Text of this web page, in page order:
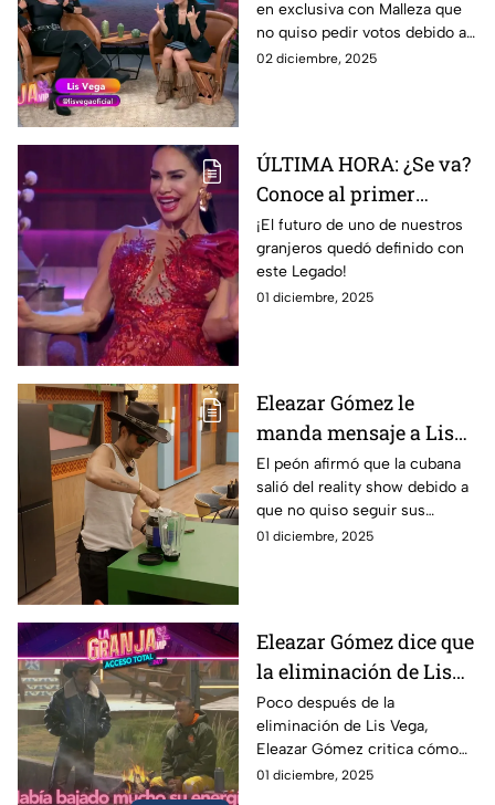
ganas de irme"
en exclusiva con Malleza que
no quiso pedir votos debido a
su deseo de salir del reality
02 diciembre, 2025
ÚLTIMA HORA: ¿Se va?
Conoce al primer
NOMINADO de la
semana 8 de La Granja
VIP con el Legado de
¡El futuro de uno de nuestros
granjeros quedó definido con
este Legado!
01 diciembre, 2025
Eleazar Gómez le
manda mensaje a Lis
Vega tras su
eliminación de La
Granja VIP: "No puedes
decir que no se te dijo"
El peón afirmó que la cubana
salió del reality show debido a
que no quiso seguir sus
consejos
01 diciembre, 2025
Eleazar Gómez dice que
la eliminación de Lis
Vega ya se veía venir.
"Este juego no se juega
así"
Poco después de la
eliminación de Lis Vega,
Eleazar Gómez critica cómo
llevó a cabo su juego en La
01 diciembre, 2025